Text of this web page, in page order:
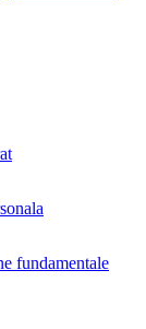
fundamentale